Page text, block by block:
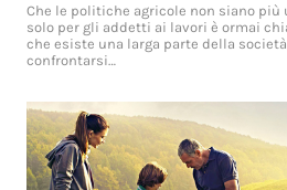
Che le politiche agricole non siano più
solo per gli addetti ai lavori è ormai
che esiste una larga parte della
confrontarsi…